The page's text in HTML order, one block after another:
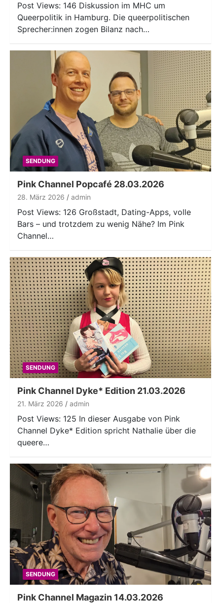
Post Views: 146 Diskussion im MHC um
Queerpolitik in Hamburg. Die queerpolitischen
Sprecher:innen zogen Bilanz nach…
SENDUNG
Pink Channel Popcafé 28.03.2026
28. März 2026 admin
Post Views: 126 Großstadt, Dating-Apps, volle
Bars – und trotzdem zu wenig Nähe? Im Pink
Channel…
SENDUNG
Pink Channel Dyke* Edition 21.03.2026
21. März 2026 admin
Post Views: 125 In dieser Ausgabe von Pink
Channel Dyke* Edition spricht Nathalie über die
queere…
SENDUNG
Pink Channel Magazin 14.03.2026